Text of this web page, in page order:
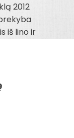
2012
iš lino ir